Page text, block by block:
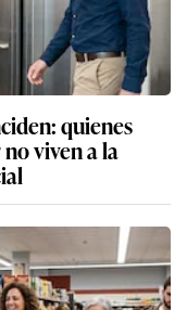
quienes
viven a la